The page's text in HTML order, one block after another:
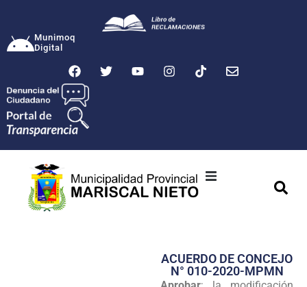
Munimoq
Digital
Transparencia
ACUERDO DE CONCEJO
N° 010-2020-MPMN